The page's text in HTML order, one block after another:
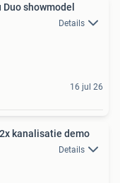
showmodel
Details
16 jul 26
Pelletkachel met 2x kanalisatie demo
Details